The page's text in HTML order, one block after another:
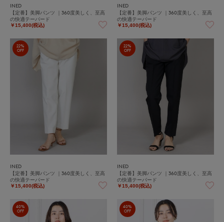
INED
【定番】美脚パンツ ｜360度美しく、至高
の快適テーパード
￥15,400(税込)
INED
【定番】美脚パンツ ｜360度美しく、至高
の快適テーパード
￥15,400(税込)
22%
OFF
INED
【定番】美脚パンツ ｜360度美しく、至高
の快適テーパード
￥15,400(税込)
22%
OFF
INED
【定番】美脚パンツ ｜360度美しく、至高
の快適テーパード
￥15,400(税込)
40%
OFF
40%
OFF